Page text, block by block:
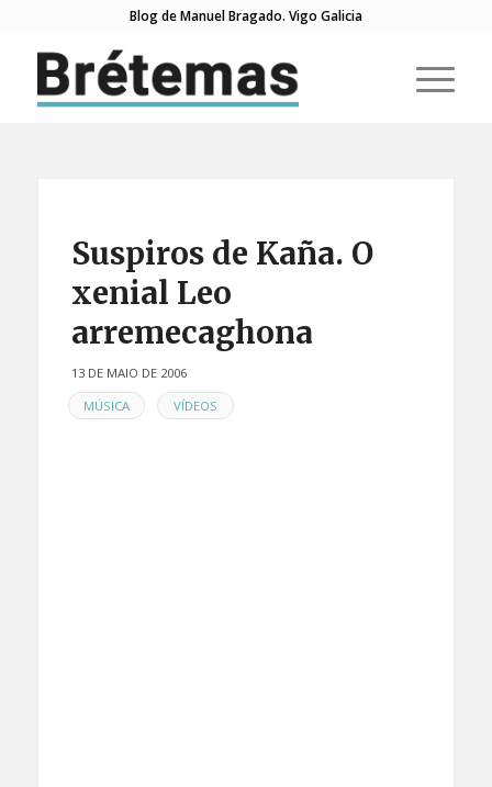
Blog de Manuel Bragado. Vigo Galicia
Suspiros de Kaña. O
xenial Leo
arremecaghona
13 DE MAIO DE 2006
EN
MÚSICA , VÍDEOS